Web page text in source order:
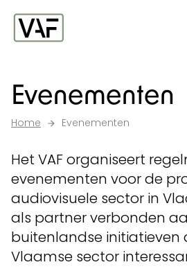
Ga verder naar de inhoud
Evenementen
Home Evenementen
Het VAF organiseert
evenementen voor de
audiovisuele sector in
als partner verbonden
buitenlandse initiatieven
Vlaamse sector